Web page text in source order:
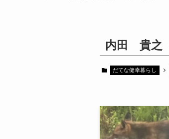
内田 貴之
だてな健幸暮らし